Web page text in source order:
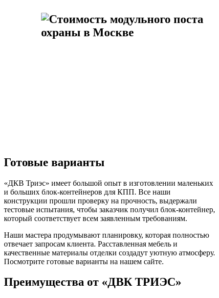
Готовые варианты
«ДКВ Триэс» имеет большой опыт в изготовлении маленьких
и больших блок-контейнеров для КПП. Все наши
конструкции прошли проверку на прочность, выдержали
тестовые испытания, чтобы заказчик получил блок-контейнер,
который соответствует всем заявленным требованиям.
Наши мастера продумывают планировку, которая полностью
отвечает запросам клиента. Расставленная мебель и
качественные материалы отделки создадут уютную атмосферу.
Посмотрите готовые варианты на нашем сайте.
Преимущества от «ДВК ТРИЭС»